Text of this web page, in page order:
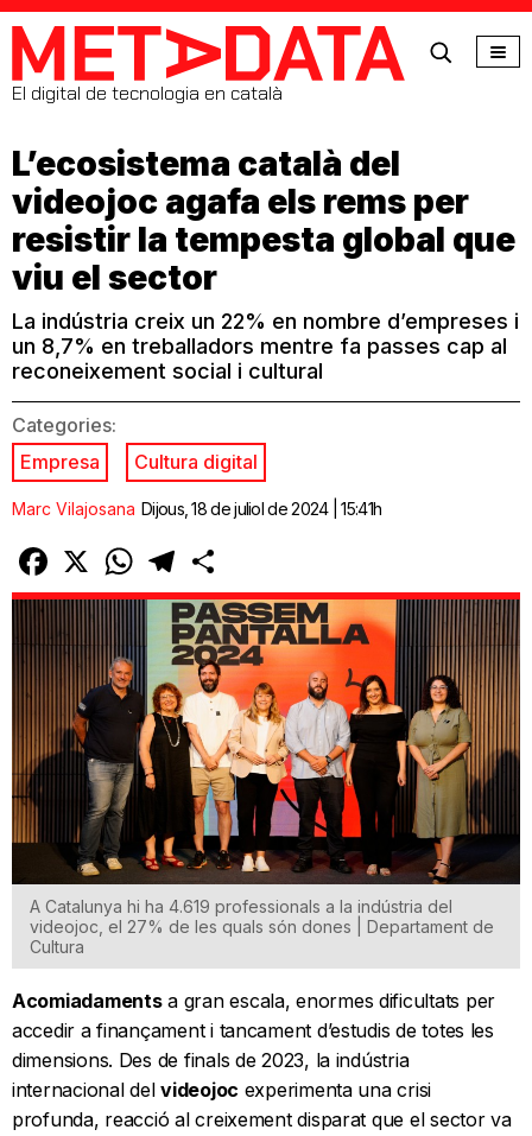
MetaData
El digital de tecnologia en català
L’ecosistema català del
videojoc agafa els rems per
resistir la tempesta global que
viu el sector
La indústria creix un 22% en nombre d’empreses i
un 8,7% en treballadors mentre fa passes cap al
reconeixement social i cultural
Categories:
Empresa
Cultura digital
Marc Vilajosana Dijous, 18 de juliol de 2024 | 15:41h
Facebook
X WhatsAppTelegram
A Catalunya hi ha 4.619 professionals a la indústria del
videojoc, el 27% de les quals són dones | Departament de
Cultura
Acomiadamentsa gran escala, enormes dificultats per
accedir a finançament i tancament d’estudis de totes les
dimensions. Des de finals de 2023, la indústria
internacional delvideojoc experimenta una crisi
profunda, reacció al creixement disparat que el sector va